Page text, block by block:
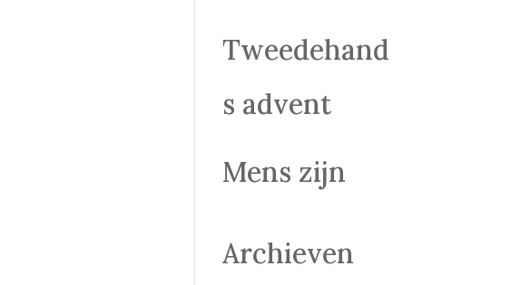
Tweedehand
s advent
Mens zijn
Archieven